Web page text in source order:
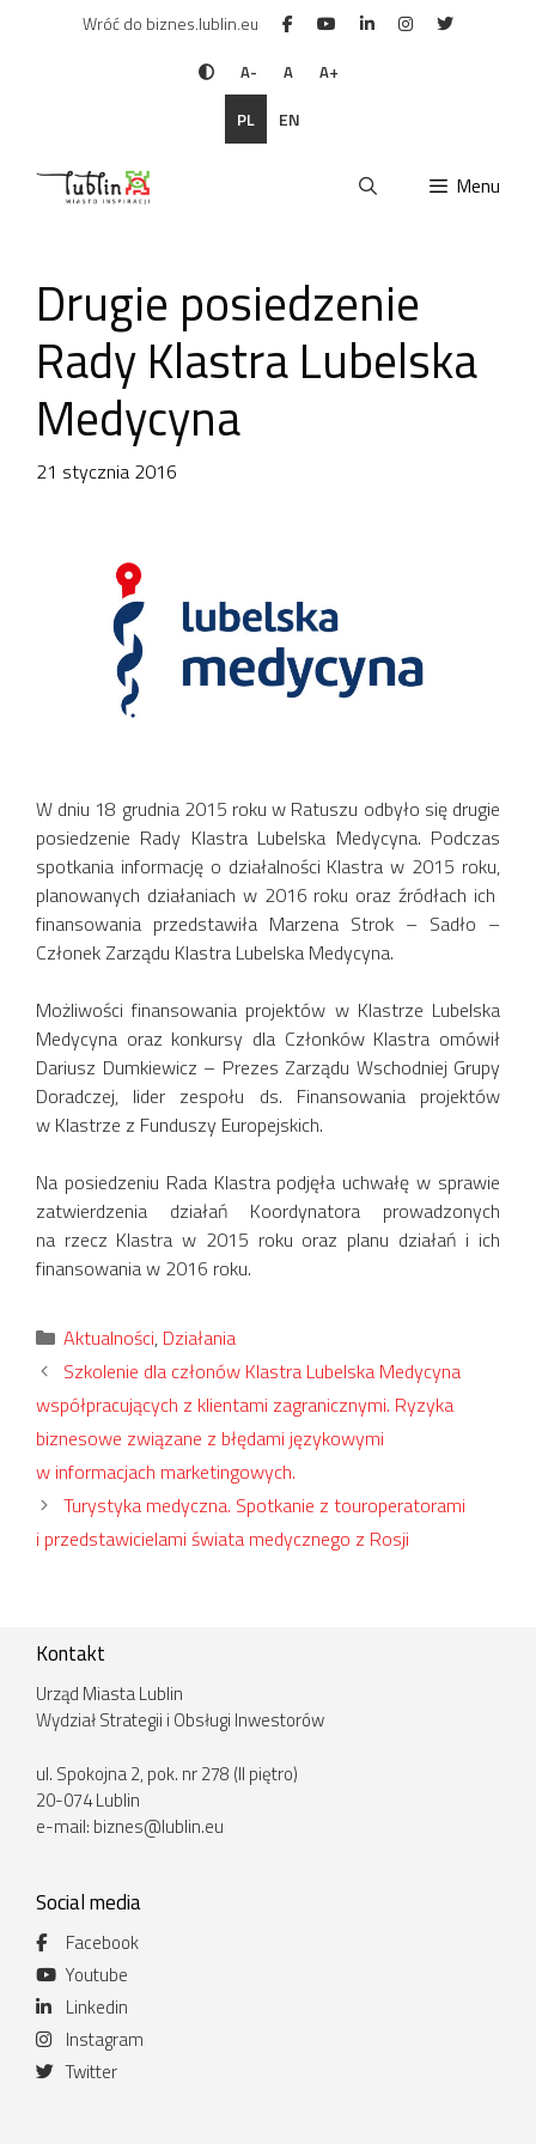
Wróć do biznes.lublin.eu
A- A A+
PL EN
Menu
Drugie posiedzenie
Rady Klastra Lubelska
Medycyna
21 stycznia 2016
W dniu 18 grudnia 2015 roku w Ratuszu odbyło się drugie
posiedzenie Rady Klastra Lubelska Medycyna. Podczas
spotkania informację o działalności Klastra w 2015 roku,
planowanych działaniach w 2016 roku oraz źródłach ich
finansowania przedstawiła Marzena Strok – Sadło –
Członek Zarządu Klastra Lubelska Medycyna.
Możliwości finansowania projektów w Klastrze Lubelska
Medycyna oraz konkursy dla Członków Klastra omówił
Dariusz Dumkiewicz – Prezes Zarządu Wschodniej Grupy
Doradczej, lider zespołu ds. Finansowania projektów
w Klastrze z Funduszy Europejskich.
Na posiedzeniu Rada Klastra podjęła uchwałę w sprawie
zatwierdzenia działań Koordynatora prowadzonych
na rzecz Klastra w 2015 roku oraz planu działań i ich
finansowania w 2016 roku.
Kategorie
Aktualności, Działania
Szkolenie dla członów Klastra Lubelska Medycyna
współpracujących z klientami zagranicznymi. Ryzyka
biznesowe związane z błędami językowymi
w informacjach marketingowych.
Turystyka medyczna. Spotkanie z touroperatorami
i przedstawicielami świata medycznego z Rosji
Kontakt
Urząd Miasta Lublin
Wydział Strategii i Obsługi Inwestorów
ul. Spokojna 2, pok. nr 278 (II piętro)
20-074 Lublin
e-mail: biznes@lublin.eu
Social media
Facebook
Youtube
Linkedin
Instagram
Twitter